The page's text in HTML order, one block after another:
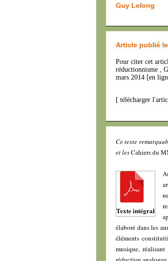
Guy Lelong
Article publié
Pour citer cet
réductionnisme ,
mars 2014 [en
[ télécharger
Ce texte
et lesCahiers du
Texte intégral
élaboré dans les
éléments
musique,